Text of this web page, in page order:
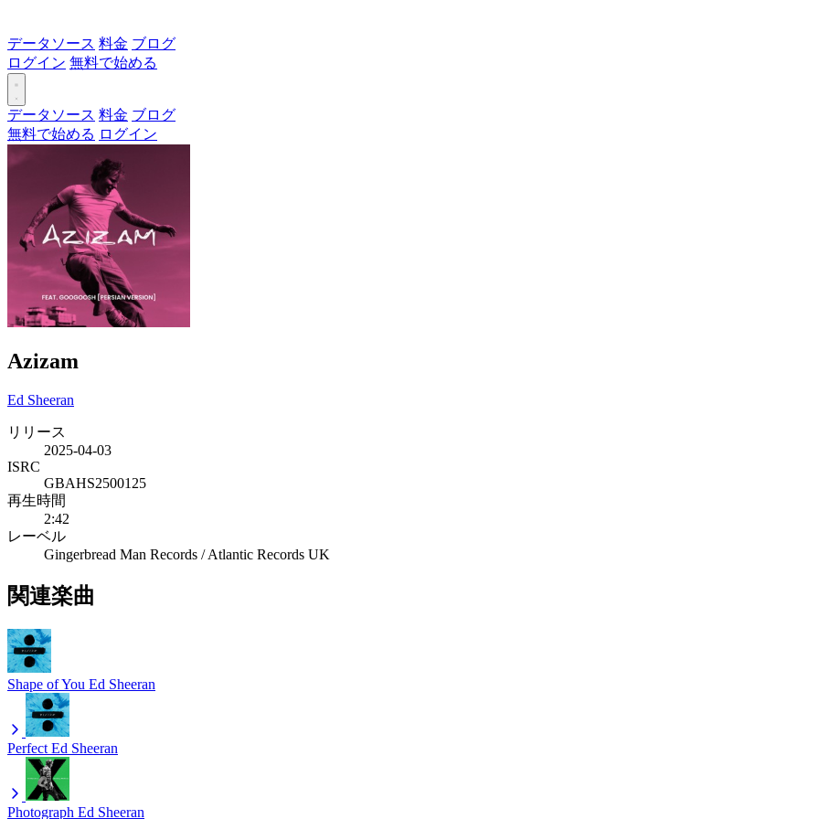
データソース 料金 ブログ
ログイン 無料で始める
データソース 料金 ブログ
無料で始める ログイン
Azizam
Ed Sheeran
リリース
2025-04-03
ISRC
GBAHS2500125
再生時間
2:42
レーベル
Gingerbread Man Records / Atlantic Records UK
関連楽曲
Shape of You Ed Sheeran
Perfect Ed Sheeran
Photograph Ed Sheeran